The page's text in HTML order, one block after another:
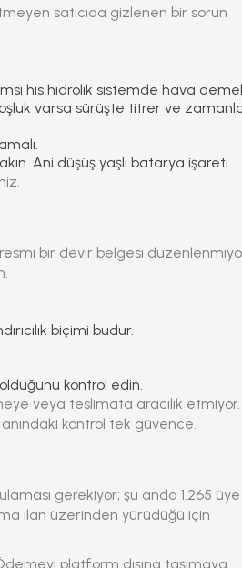
satıcıda gizlenen bir sorun
his hidrolik sistemde hava
varsa sürüşte titrer ve
Ani düşüş yaşlı batarya işareti.
bir devir belgesi
biçimi budur.
kontrol edin.
veya teslimata aracılık etmiyor.
kontrol tek güvence.
gerekiyor; şu anda 1.265 üye
ilan üzerinden yürüdüğü için
platform dışına taşımaya